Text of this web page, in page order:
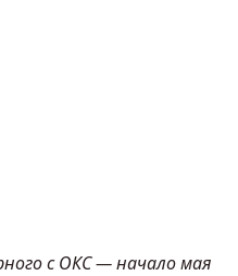
с ОКС — начало мая